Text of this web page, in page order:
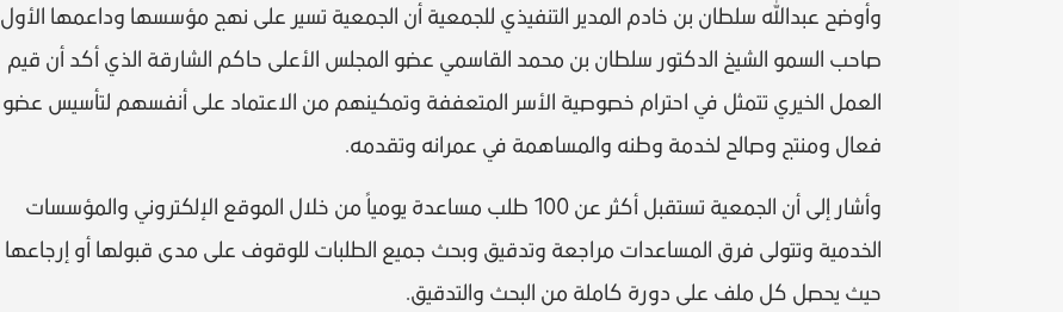
وأوضح عبدالله سلطان بن خادم المدير التنفيذي للجمعية أن الجمعية تسير على نهج مؤسسها وداعمها الأول
صاحب السمو الشيخ الدكتور سلطان بن محمد القاسمي عضو المجلس الأعلى حاكم الشارقة الذي أكد أن قيم
العمل الخيري تتمثل في احترام خصوصية الأسر المتعففة وتمكينهم من الاعتماد على أنفسهم لتأسيس عضو
فعال ومنتج وصالح لخدمة وطنه والمساهمة في عمرانه وتقدمه.
وأشار إلى أن الجمعية تستقبل أكثر عن 100 طلب مساعدة يومياً من خلال الموقع الإلكتروني والمؤسسات
الخدمية وتتولى فرق المساعدات مراجعة وتدقيق وبحث جميع الطلبات للوقوف على مدى قبولها أو إرجاعها
حيث يحصل كل ملف على دورة كاملة من البحث والتدقيق.